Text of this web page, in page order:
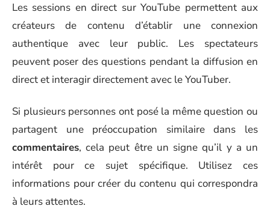
Les sessions en direct sur YouTube permettent aux
créateurs de contenu d’établir une connexion
authentique avec leur public. Les spectateurs
peuvent poser des questions pendant la diffusion en
direct et interagir directement avec le YouTuber.
Si plusieurs personnes ont posé la même question ou
partagent une préoccupation similaire dans les
commentaires, cela peut être un signe qu’il y a un
intérêt pour ce sujet spécifique. Utilisez ces
informations pour créer du contenu qui correspondra
à leurs attentes.